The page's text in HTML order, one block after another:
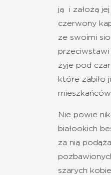
ją i założą
czerwony
ze swoimi
przeciwstawi
żyje pod
które zabiło
Nie powie
białookich
za nią
szarych